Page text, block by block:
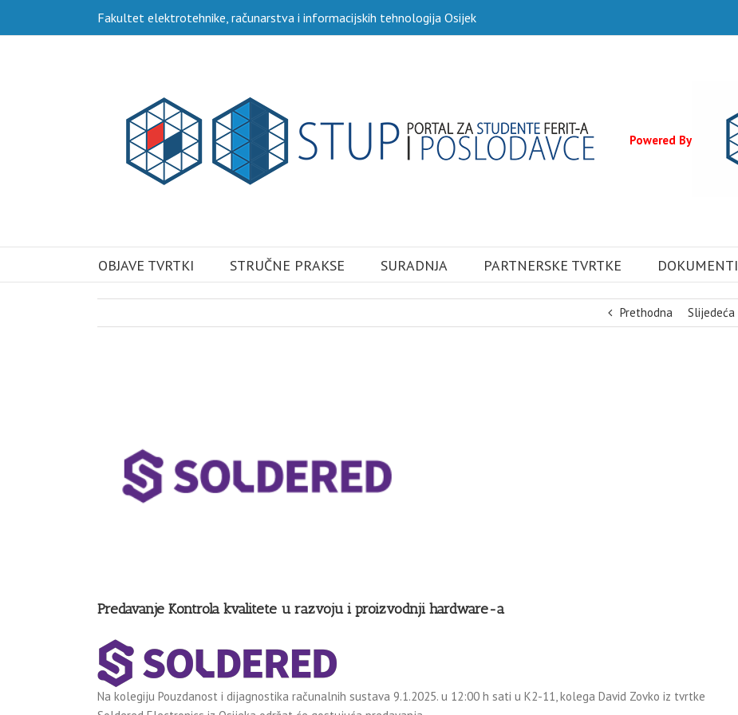
Fakultet elektrotehnike, računarstva i informacijskih tehnologija Osijek
Powered By
OBJAVE TVRTKI STRUČNE PRAKSE SURADNJA PARTNERSKE TVRTKE DOKUMENTI
Prethodna Slijedeća
Predavanje Kontrola kvalitete u razvoju i proizvodnji hardware-a
Na kolegiju Pouzdanost i dijagnostika računalnih sustava 9.1.2025. u 12:00 h sati u K2-11, kolega David Zovko iz tvrtke